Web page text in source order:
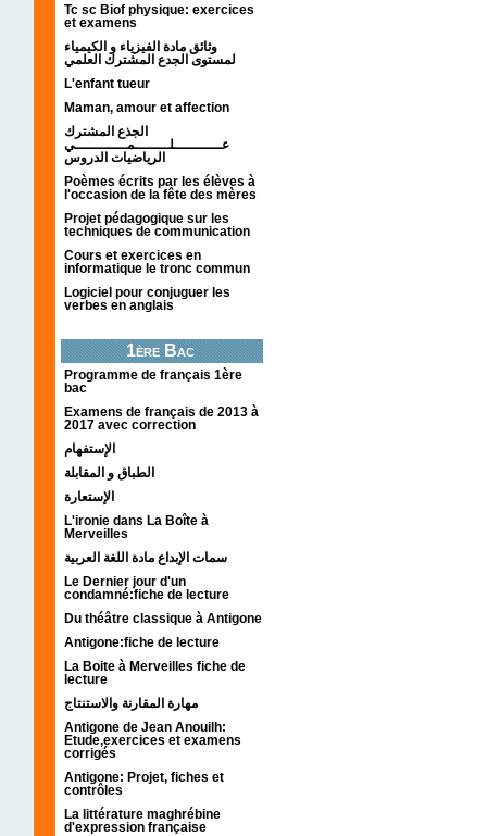
Tc sc Biof physique: exercices
et examens
وثائق مادة الفيزياء و الكيمياء
L'enfant tueur
Maman, amour et affection
الجذع المشترك
عـــــــــــلــــــــمــــــــــــي
الرياضيات الدروس
Poèmes écrits par les élèves à
l'occasion de la fête des mères
Projet pédagogique sur les
techniques de communication
Cours et exercices en
informatique le tronc commun
Logiciel pour conjuguer les
verbes en anglais
1ère Bac
Programme de français 1ère
bac
Examens de français de 2013 à
2017 avec correction
الإستفهام
الطباق و المقابلة
الإستعارة
L'ironie dans La Boîte à
Merveilles
سمات الإبداع مادة اللغة العربية
Le Dernier jour d'un
condamné:fiche de lecture
Du théâtre classique à Antigone
Antigone:fiche de lecture
La Boite à Merveilles fiche de
lecture
مهارة المقارنة والاستنتاج
Antigone de Jean Anouilh:
Etude,exercices et examens
corrigés
Antigone: Projet, fiches et
contrôles
La littérature maghrébine
d'expression française